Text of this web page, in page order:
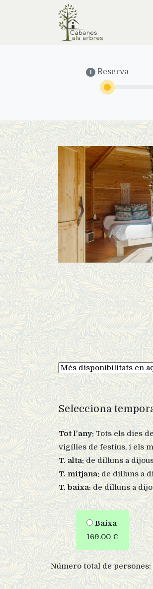
1 Reserva
Selecciona
Tot l'any: Tots els dies
vigílies de festius, i els
T. alta:de dilluns a
T. mitjana:de dilluns a
T. baixa:de dilluns a
Baixa
169.00 €
Número total de persones: